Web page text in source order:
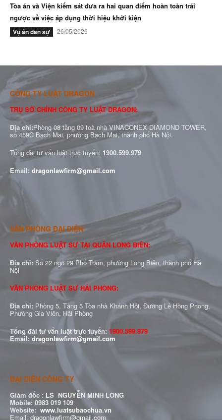
Tòa án và Viện kiểm sát đưa ra hai quan điểm hoàn toàn trái
ngược về việc áp dụng thời hiệu khởi kiện
Vụ án dân sự 26/05/2026
CÔNG TY LUẬT DRAGON
TRỤ SỞ CHÍNH CÔNG TY LUẬT DRAGON:
Địa chỉ:Phòng 08 tầng 09 toà nhà VINACONEX DIAMOND TOWER,
số 459C Bạch Mai, phường Bạch Mai, thành phố Hà Nội.
Tổng đài tư vấn luật trực tuyến: 1900.599.979
Email: dragonlawfirm@gmail.com
VĂN PHÒNG ĐẠI DIỆN
VĂN PHÒNG LUẬT SƯ TẠI QUẬN LONG BIÊN:
Địa chỉ: Số 22 ngõ 29 Phố Trạm, phường Long Biên, thành phố Hà
Nội
VĂN PHÒNG LUẬT SƯ HẢI PHÒNG:
Địa chỉ: Phòng 5, Tầng 5 Tòa nhà Khánh Hội, Đường Lê Hồng Phong,
Phường Gia Viên, Hải Phòng
Tổng đài tư vấn luật trực tuyến: 1900.599.979
Email: dragonlawfirm@gmail.com
ĐẠI DIỆN CÔNG TY
Giám đốc : LS NGUYỄN MINH LONG
Mobile: 0983 019 109
Website: www.luatsubaochua.vn
Email: dragonlawfirm@gmail.com